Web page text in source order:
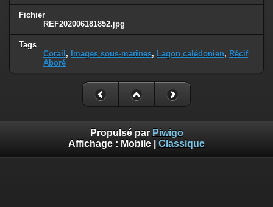
Fichier
REF202006181852.jpg
Tags
Corail , Images sous-marines, Lagon calédonien, Récif
Aboré
Propulsé par Piwigo
Affichage : Mobile Classique